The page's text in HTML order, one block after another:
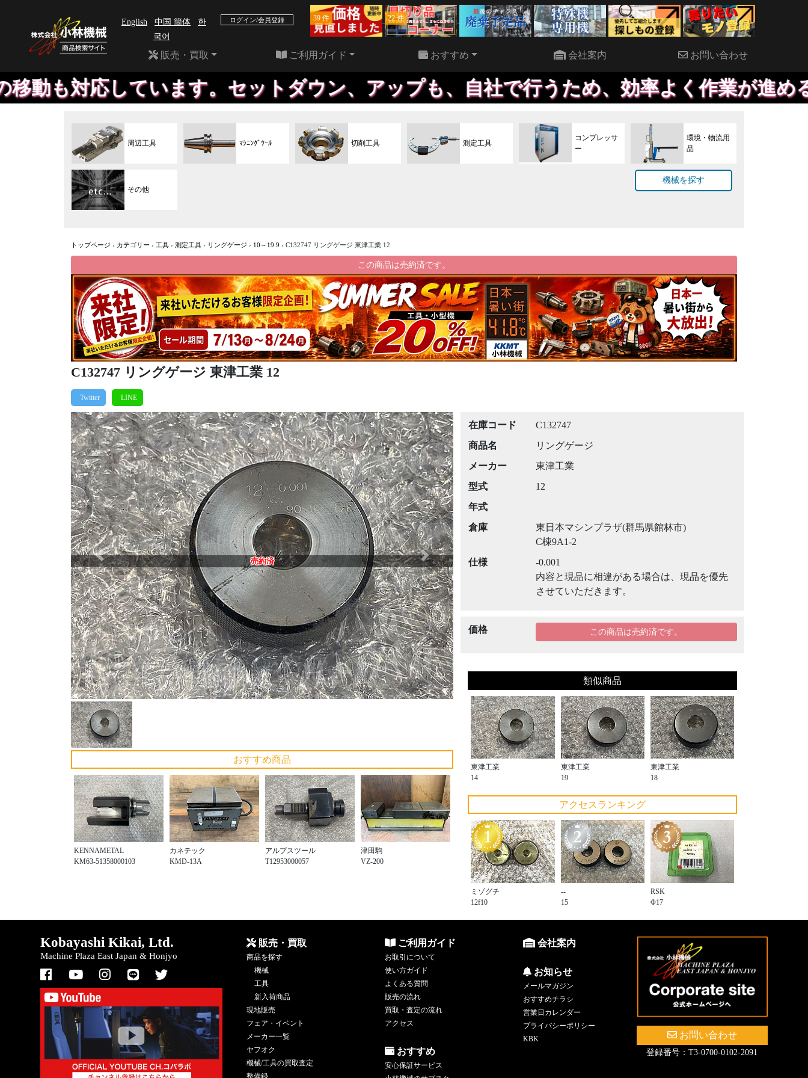
English 中国 簡体
한
국어
ログイン/会員登録 39 件 22 件
販売・買取 ご利用ガイド おすすめ 会社案内 お問い合わせ
います。セットダウン、アップも、自社で行うため、効率よく作業が進めることができ
周辺工具 ﾏｼﾆﾝｸﾞﾂｰﾙ 切削工具 測定工具
コンプレッサ
ー
環境・物流用
品
その他
機械を探す
トップページ › カテゴリー › 工具 › 測定工具 › リングゲージ › 10～19.9 › C132747 リングゲージ 東津工業 12
この商品は売約済です。
C132747 リングゲージ 東津工業 12
売約済
Previous Next
おすすめ商品
KENNAMETAL
KM63-51358000103
カネテック
KMD-13A
アルプスツール
T12953000057
津田駒
VZ-200
在庫コード
C132747
商品名
リングゲージ
メーカー
東津工業
型式
12
年式
倉庫
東日本マシンプラザ(群馬県館林市)
C棟9A1-2
仕様
-0.001
内容と現品に相違がある場合は、現品を優先
させていただきます。
価格 この商品は売約済です。
類似商品
東津工業
14
東津工業
19
東津工業
18
アクセスランキング
ミゾグチ
12f10
--
15
RSK
Φ17
Kobayashi Kikai, Ltd.
Machine Plaza East Japan & Honjyo
販売・買取
商品を探す
機械
工具
新入荷商品
現地販売
フェア・イベント
メーカー一覧
ヤフオク
機械/工具の買取査定
整備録
ご利用ガイド
お取引について
使い方ガイド
よくある質問
販売の流れ
買取・査定の流れ
アクセス
おすすめ
安心保証サービス
会社案内
お知らせ
メールマガジン
おすすめチラシ
営業日カレンダー
プライバシーポリシー
KBK
お問い合わせ
登録番号：T3-0700-0102-2091